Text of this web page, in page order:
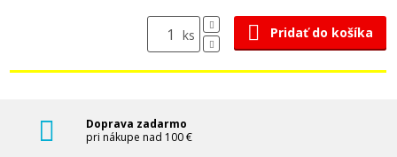
ks Pridať do košíka
Doprava zadarmo
pri nákupe nad 100 €